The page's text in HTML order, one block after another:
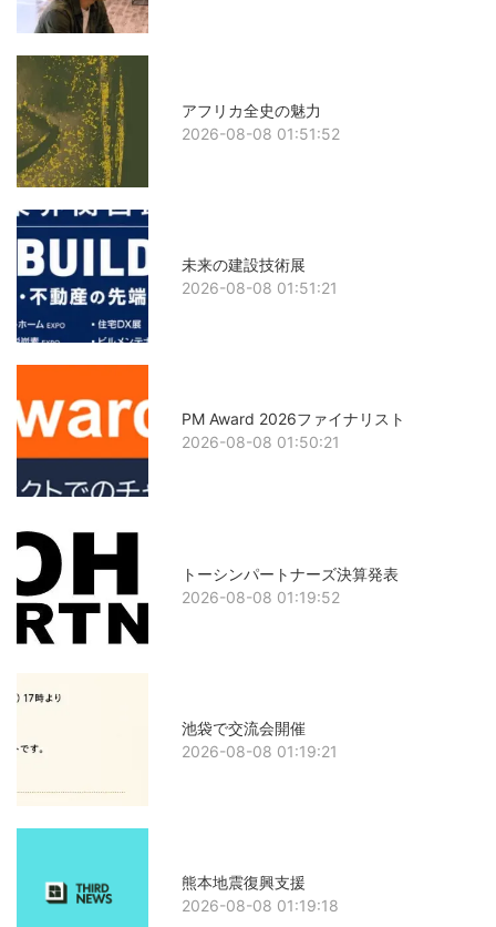
アフリカ全史の魅力
2026-08-08 01:51:52
未来の建設技術展
2026-08-08 01:51:21
PM Award 2026ファイナリスト
2026-08-08 01:50:21
トーシンパートナーズ決算発表
2026-08-08 01:19:52
池袋で交流会開催
2026-08-08 01:19:21
熊本地震復興支援
2026-08-08 01:19:18